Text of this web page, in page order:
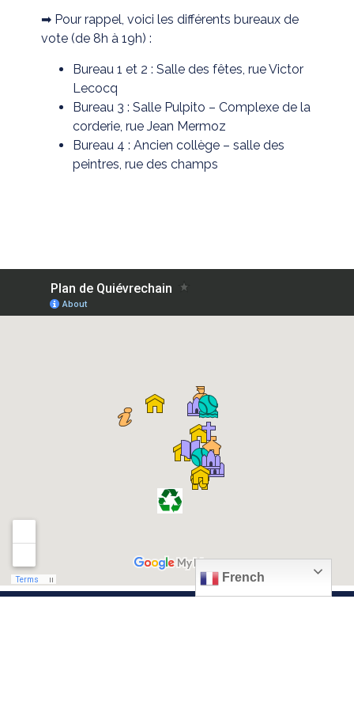
➡ Pour rappel, voici les différents bureaux de
vote (de 8h à 19h) :
Bureau 1 et 2 : Salle des fêtes, rue Victor
Lecocq
Bureau 3 : Salle Pulpito – Complexe de la
corderie, rue Jean Mermoz
Bureau 4 : Ancien collège – salle des
peintres, rue des champs
French